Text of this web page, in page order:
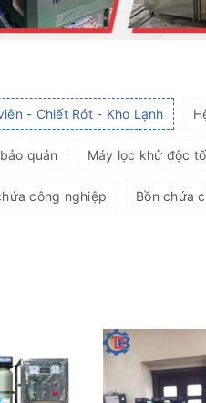
- Chiết Rót - Kho Lạnh
quản Máy lọc khử độc
công nghiệp Bồn chứa